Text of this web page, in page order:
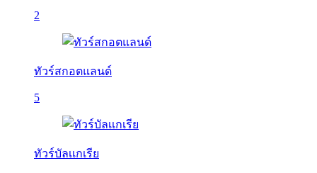
2
ทัวร์สกอตแลนด์
5
ทัวร์บัลเเกเรีย